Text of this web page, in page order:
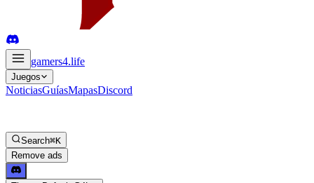
gamers4.life
Juegos
NoticiasGuíasMapasDiscord
Search⌘K
Remove ads